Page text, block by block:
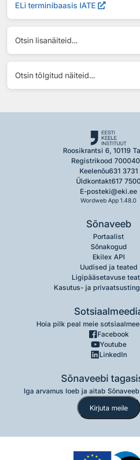
ELi terminibaasis IATE
Otsin lisanäiteid...
Otsin tõlgitud näiteid...
Roosikrantsi 6, 10119
Registrikood
Keelenõu631 3731
Üldkontakt617
E-posteki@eki.ee
Wordweb App 1.48.0
Sõnaveeb
Portaalist
Sõnakogud
Ekilex API
Uudised ja teated
Ligipääsetavuse
Kasutus- ja
Hoia pilk peal meie
Facebook
Youtube
LinkedIn
Sõnaveebi
Iga arvamus loeb ja aitab
Kirjuta meile